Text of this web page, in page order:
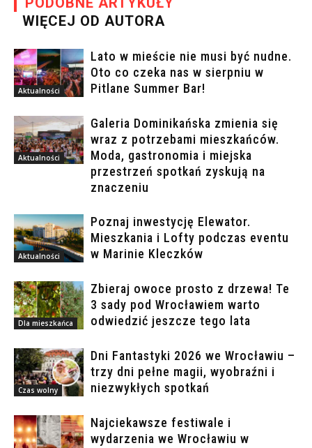
WIĘCEJ OD AUTORA
Aktualności
Lato w mieście nie musi być nudne.
Oto co czeka nas w sierpniu w
Pitlane Summer Bar!
Aktualności
Galeria Dominikańska zmienia się
wraz z potrzebami mieszkańców.
Moda, gastronomia i miejska
przestrzeń spotkań zyskują na
znaczeniu
Aktualności
Poznaj inwestycję Elewator.
Mieszkania i Lofty podczas eventu
w Marinie Kleczków
Dla mieszkańca
Zbieraj owoce prosto z drzewa! Te
3 sady pod Wrocławiem warto
odwiedzić jeszcze tego lata
Czas wolny
Dni Fantastyki 2026 we Wrocławiu –
trzy dni pełne magii, wyobraźni i
niezwykłych spotkań
Najciekawsze festiwale i
wydarzenia we Wrocławiu w